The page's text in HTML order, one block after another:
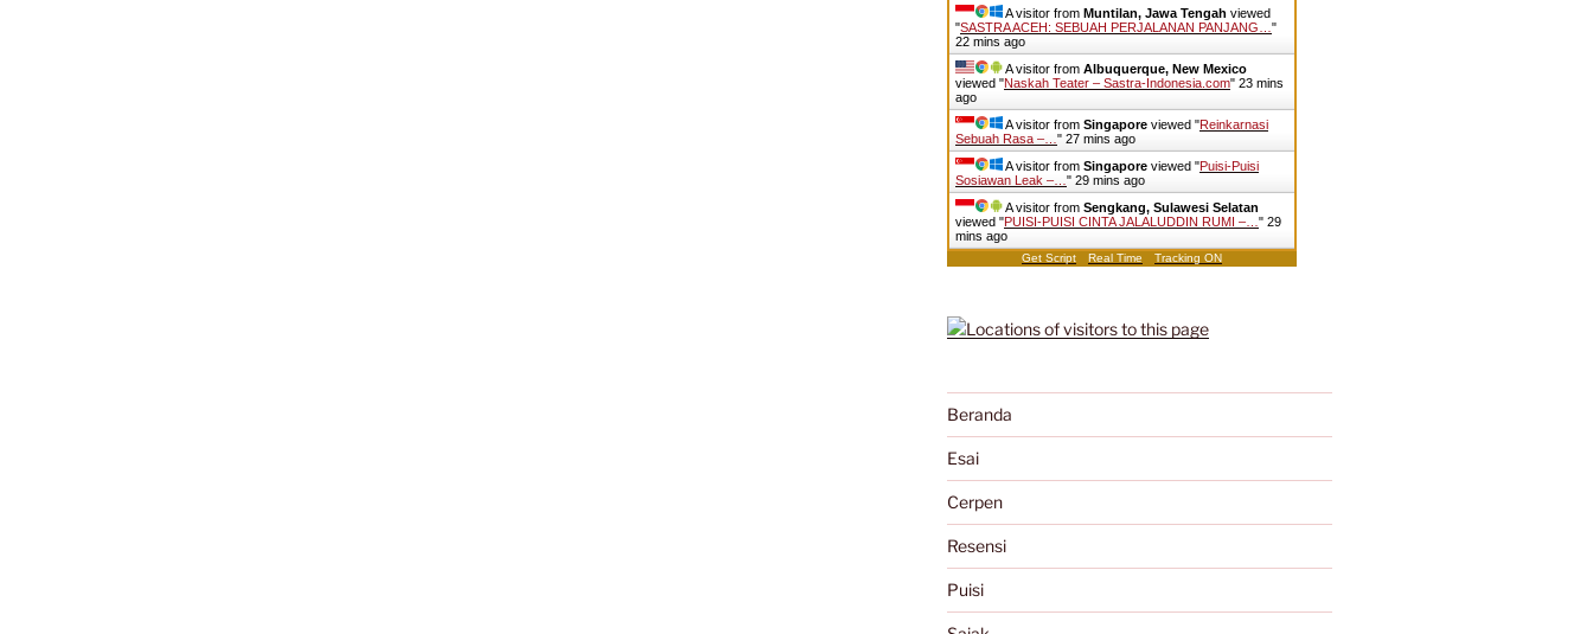
A visitor from Muntilan, Jawa Tengah viewed
"SASTRA ACEH: SEBUAH PERJALANAN PANJANG… "
22 mins ago
A visitor from Albuquerque, New Mexico
viewed "Naskah Teater – Sastra-Indonesia.com" 23 mins
ago
A visitor from Singaporeviewed "Reinkarnasi
Sebuah Rasa –… " 27 mins ago
A visitor from Singaporeviewed "Puisi-Puisi
Sosiawan Leak –… " 29 mins ago
A visitor from Sengkang, Sulawesi Selatan
viewed "PUISI-PUISI CINTA JALALUDDIN RUMI –… " 29
mins ago
Get Script Real Time Tracking ON
Beranda
Esai
Cerpen
Resensi
Puisi